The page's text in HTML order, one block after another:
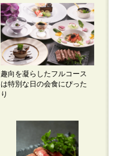
趣向を凝らしたフルコース
は特別な日の会食にぴった
り